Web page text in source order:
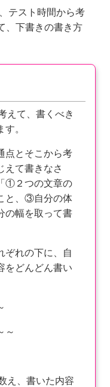
テスト時間から考
、下書きの書き方
えて、書くべき
。
点とそこから考
えて書きなさ
①２つの文章の
と、③自分の体
の幅を取って書
れの下に、自
をどんどん書い
～
え、書いた内容